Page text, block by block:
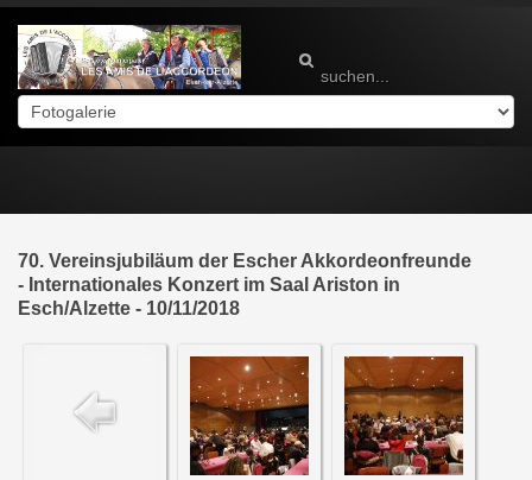
70. Vereinsjubiläum der Escher Akkordeonfreunde
- Internationales Konzert im Saal Ariston in
Esch/Alzette - 10/11/2018